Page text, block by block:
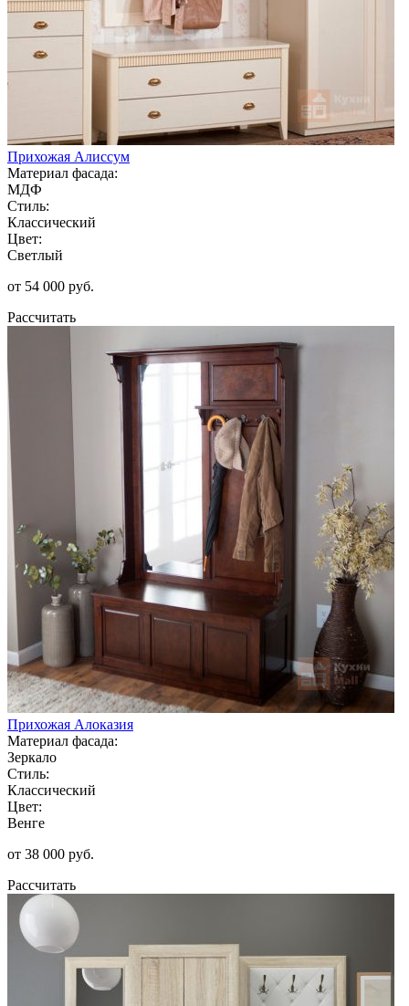
Прихожая Алиссум
Материал фасада:
МДФ
Стиль:
Классический
Цвет:
Светлый
от 54 000 руб.
Рассчитать
Прихожая Алоказия
Материал фасада:
Зеркало
Стиль:
Классический
Цвет:
Венге
от 38 000 руб.
Рассчитать